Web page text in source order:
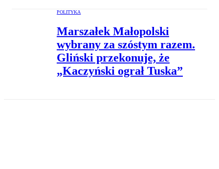
POLITYKA
Marszałek Małopolski
wybrany za szóstym razem.
Gliński przekonuje, że
„Kaczyński ograł Tuska”